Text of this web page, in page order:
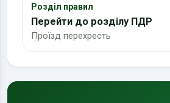
Розділ правил
Перейти до розділу ПДР
Проїзд перехресть